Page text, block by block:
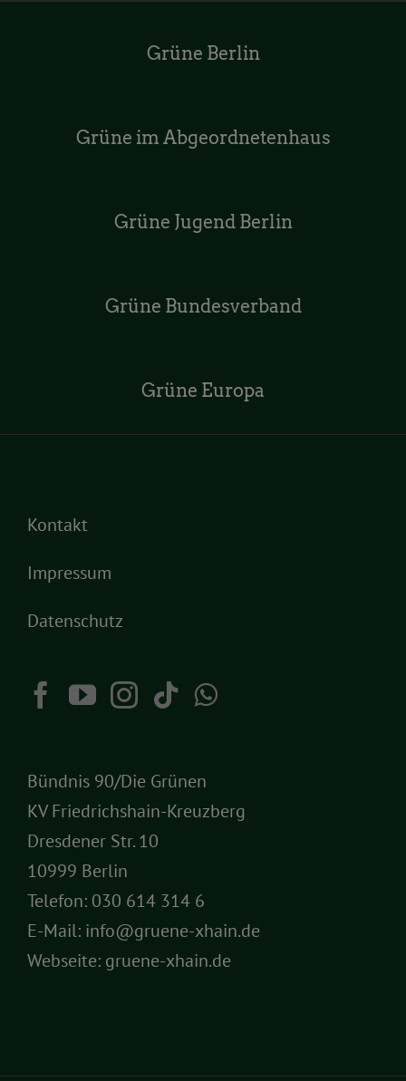
Grüne Berlin
Grüne im Abgeordnetenhaus
Grüne Jugend Berlin
Grüne Bundesverband
Grüne Europa
Kontakt
Impressum
Datenschutz
Bündnis 90/Die Grünen
KV Friedrichshain-Kreuzberg
Dresdener Str. 10
10999 Berlin
Telefon: 030 614 314 6
E-Mail: info@gruene-xhain.de
Webseite: gruene-xhain.de